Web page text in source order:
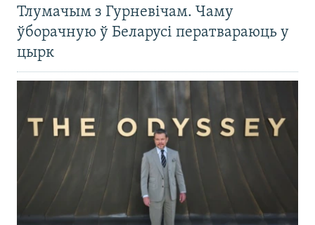
Тлумачым з Гурневічам. Чаму
ўборачную ў Беларусі ператвараюць у
цырк